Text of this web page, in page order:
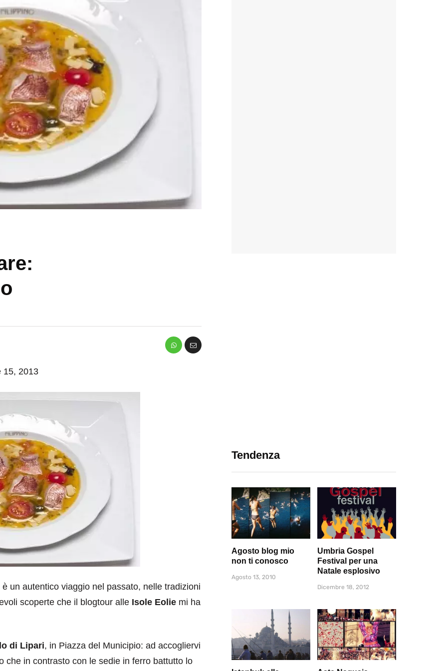
15, 2013
è un autentico viaggio nel passato, nelle tradizioni
scoperte che il blogtour alle Isole Eolie mi ha
di Lipari, in Piazza del Municipio: ad accogliervi
che in contrasto con le sedie in ferro battutto lo
Tendenza
Agosto blog mio
non ti conosco
Agosto 13, 2010
Umbria Gospel
Festival per una
Natale esplosivo
Dicembre 18, 2012